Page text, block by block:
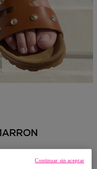
Continuar sin aceptar